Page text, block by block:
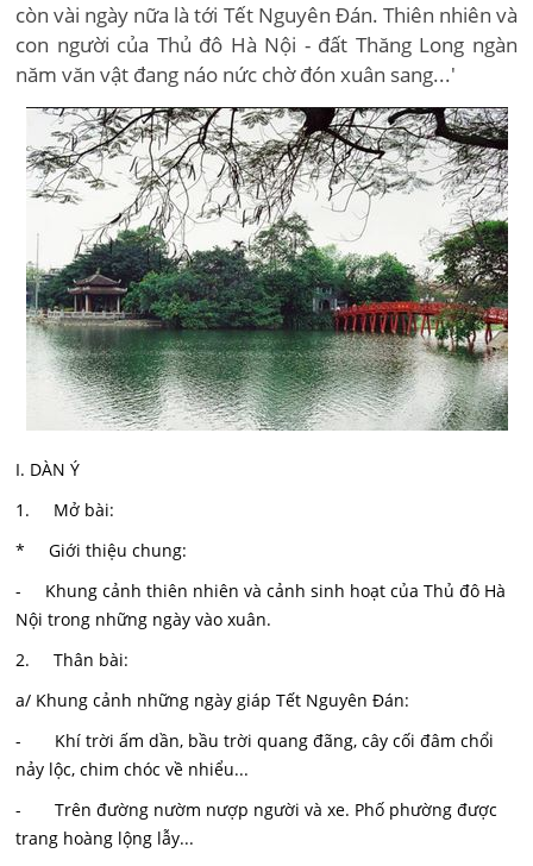
còn vài ngày nữa là tới Tết Nguyên Đán. Thiên nhiên và
con người của Thủ đô Hà Nội - đất Thăng Long ngàn
năm văn vật đang náo nức chờ đón xuân sang...'
I. DÀN Ý
1. Mở bài:
* Giới thiệu chung:
- Khung cảnh thiên nhiên và cảnh sinh hoạt của Thủ đô Hà
Nội trong những ngày vào xuân.
2. Thân bài:
a/ Khung cảnh những ngày giáp Tết Nguyên Đán:
- Khí trời ấm dần, bầu trời quang đãng, cây cối đâm chổi
nảy lộc, chim chóc về nhiểu...
- Trên đường nườm nượp người và xe. Phố phường được
trang hoàng lộng lẫy...